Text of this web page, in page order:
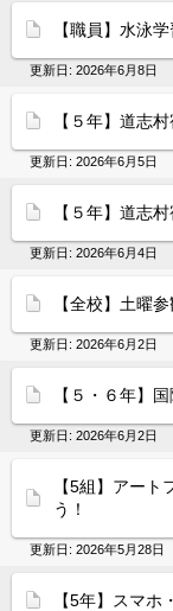
【職員】水泳
更新日: 2026年6月8日
【５年】道志
更新日: 2026年6月5日
【５年】道志
更新日: 2026年6月4日
【全校】土曜参
更新日: 2026年6月2日
【５・６年】
更新日: 2026年6月2日
【5組】アー
う！
更新日: 2026年5月28日
【5年】スマホ